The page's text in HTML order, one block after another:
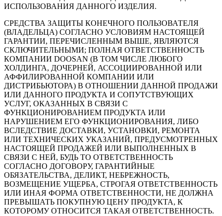
ИСПОЛЬЗОВАНИЯ ДАННОГО ИЗДЕЛИЯ.
СРЕДСТВА ЗАЩИТЫ КОНЕЧНОГО ПОЛЬЗОВАТЕЛЯ
(ВЛАДЕЛЬЦА) СОГЛАСНО УСЛОВИЯМ НАСТОЯЩЕЙ
ГАРАНТИИ, ПЕРЕЧИСЛЕННЫМ ВЫШЕ, ЯВЛЯЮТСЯ
СКЛЮЧИТЕЛЬНЫМИ; ПОЛНАЯ ОТВЕТСТВЕННОСТЬ
КОМПАНИИ DOOSAN (В ТОМ ЧИСЛЕ ЛЮБОГО
ХОЛДИНГА, ДОЧЕРНЕЙ, АССОЦИИРОВАННОЙ ИЛИ
АФФИЛИРОВАННОЙ КОМПАНИИ ИЛИ
ДИСТРИБЬЮТОРА) В ОТНОШЕНИИ ДАННОЙ ПРОДАЖИ
ИЛИ ДАННОГО ПРОДУКТА И СОПУТСТВУЮЩИХ
УСЛУГ, ОКАЗАННЫХ В СВЯЗИ С
ФУНКЦИОНИРОВАНИЕМ ПРОДУКТА ИЛИ
НАРУШЕНИЕМ ЕГО ФУНКЦИОНИРОВАНИЯ, ЛИБО
ВСЛЕДСТВИЕ ДОСТАВКИ, УСТАНОВКИ, РЕМОНТА
ИЛИ ТЕХНИЧЕСКИХ УКАЗАНИЙ, ПРЕДУСМОТРЕННЫХ
НАСТОЯЩЕЙ ПРОДАЖЕЙ ИЛИ ВЫПОЛНЕННЫХ В
СВЯЗИ С НЕЙ, БУДЬ ТО ОТВЕТСТВЕННОСТЬ
СОГЛАСНО ДОГОВОРУ, ГАРАНТИЙНЫЕ
ОБЯЗАТЕЛЬСТВА, ДЕЛИКТ, НЕБРЕЖНОСТЬ,
ВОЗМЕЩЕНИЕ УЩЕРБА, СТРОГАЯ ОТВЕТСТВЕННОСТЬ
ИЛИ ИНАЯ ФОРМА ОТВЕТСТВЕННОСТИ, НЕ ДОЛЖНА
ПРЕВЫШАТЬ ПОКУПНУЮ ЦЕНУ ПРОДУКТА, К
КОТОРОМУ ОТНОСИТСЯ ТАКАЯ ОТВЕТСТВЕННОСТЬ.